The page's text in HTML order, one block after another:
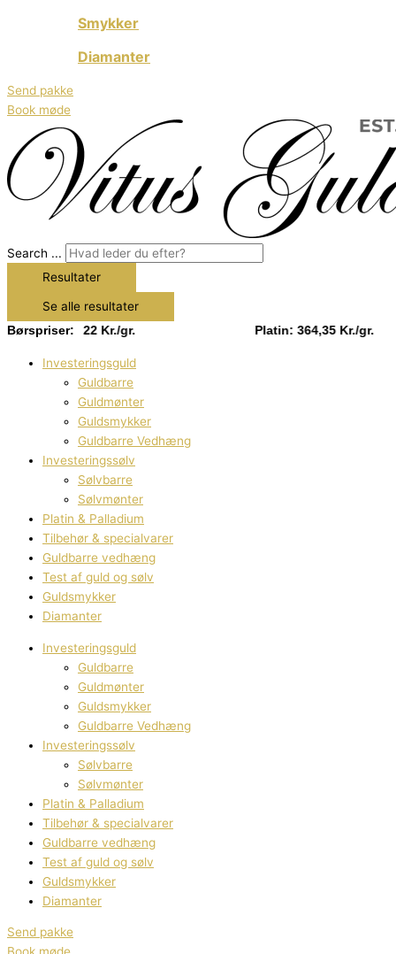
Smykker
Diamanter
Send pakke
Book møde
Search ...
Resultater
Se alle resultater
Børspriser:
Sølv: 13,22 Kr./gr. Platin: 364,35 Kr./gr.
Investeringsguld
Guldbarre
Guldmønter
Guldsmykker
Guldbarre Vedhæng
Investeringssølv
Sølvbarre
Sølvmønter
Platin & Palladium
Tilbehør & specialvarer
Guldbarre vedhæng
Test af guld og sølv
Guldsmykker
Diamanter
Investeringsguld
Guldbarre
Guldmønter
Guldsmykker
Guldbarre Vedhæng
Investeringssølv
Sølvbarre
Sølvmønter
Platin & Palladium
Tilbehør & specialvarer
Guldbarre vedhæng
Test af guld og sølv
Guldsmykker
Diamanter
Send pakke